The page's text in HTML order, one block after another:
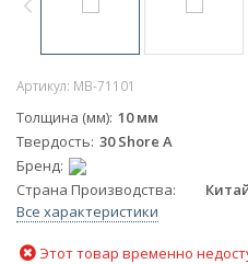
Артикул: MB-71101
Толщина (мм) 10 мм
Твердость 30 Shore A
Бренд
Страна Производства
Все характеристики
Этот товар временно